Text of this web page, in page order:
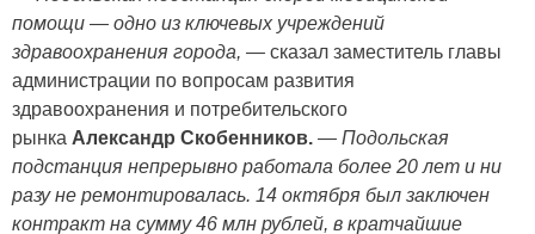
помощи — одно из ключевых учреждений
здравоохранения города, — сказал заместитель главы
администрации по вопросам развития
здравоохранения и потребительского
рынка Александр Скобенников. — Подольская
подстанция непрерывно работала более 20 лет и ни
разу не ремонтировалась. 14 октября был заключен
контракт на сумму 46 млн рублей, в кратчайшие